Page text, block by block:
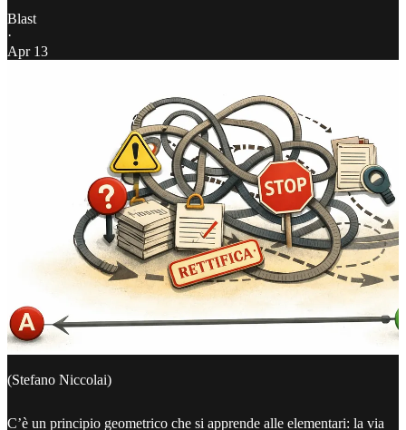
Blast
·
Apr 13
(Stefano Niccolai)
C’è un principio geometrico che si apprende alle elementari: la via